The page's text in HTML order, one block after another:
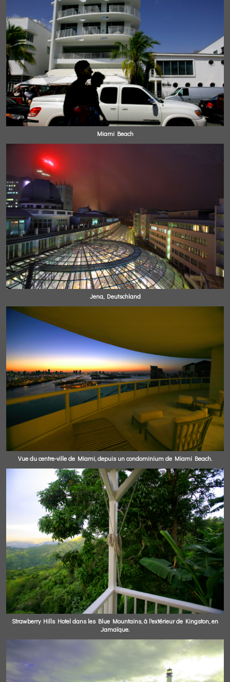
Miami Beach
Jena, Deutschland
Vue du centre-ville de Miami, depuis un condominium de Miami Beach.
Strawberry Hills Hotel dans les Blue Mountains, à l'extérieur de Kingston, en
Jamaïque.